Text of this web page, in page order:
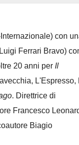
con
Ferrari Bravo)
20 anni per Il
L'Espresso,
. Direttrice di
Francesco
Biagio